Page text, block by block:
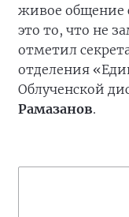
живое общение
это то, что не
отметил
отделения
Облученской
Рамазанов.